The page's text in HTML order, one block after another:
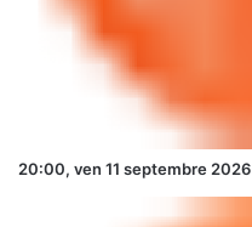
20:00, ven 11 septembre 2026